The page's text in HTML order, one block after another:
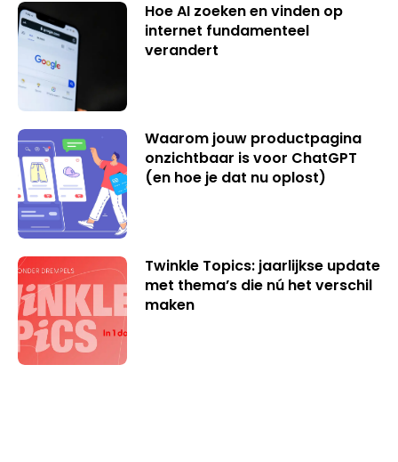
Hoe AI zoeken en vinden op
internet fundamenteel
verandert
Waarom jouw productpagina
onzichtbaar is voor ChatGPT
(en hoe je dat nu oplost)
Twinkle Topics: jaarlijkse update
met thema’s die nú het verschil
maken